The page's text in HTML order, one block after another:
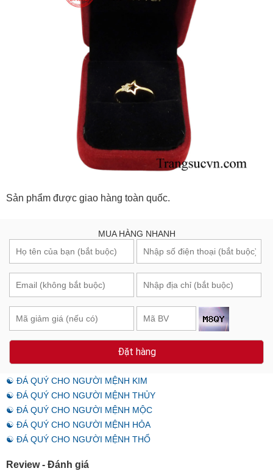
Sản phẩm được giao hàng toàn quốc.
MUA HÀNG NHANH
Đặt hàng
☯ ĐÁ QUÝ CHO NGƯỜI MỆNH KIM
☯ ĐÁ QUÝ CHO NGƯỜI MỆNH THỦY
☯ ĐÁ QUÝ CHO NGƯỜI MỆNH MỘC
☯ ĐÁ QUÝ CHO NGƯỜI MỆNH HỎA
☯ ĐÁ QUÝ CHO NGƯỜI MỆNH THỔ
Review - Đánh giá